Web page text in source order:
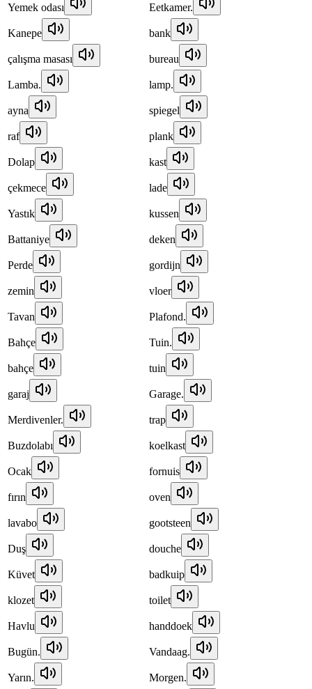
Yemek odası Eetkamer.
Kanepe bank
çalışma masası bureau
Lamba. lamp.
ayna spiegel
raf plank
Dolap kast
çekmece lade
Yastık kussen
Battaniye deken
Perde gordijn
zemin vloer
Tavan Plafond.
Bahçe Tuin.
bahçe tuin
garaj Garage.
Merdivenler. trap
Buzdolabı koelkast
Ocak fornuis
fırın oven
lavabo gootsteen
Duş douche
Küvet badkuip
klozet toilet
Havlu handdoek
Bugün. Vandaag.
Yarın. Morgen.